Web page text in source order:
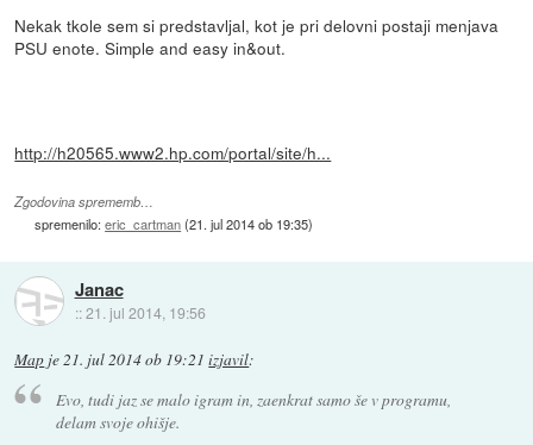
Nekak tkole sem si predstavljal, kot je pri delovni postaji menjava
PSU enote. Simple and easy in&out.
http://h20565.www2.hp.com/portal/site/h...
Zgodovina sprememb…
spremenilo:eric_cartman(21. jul 2014 ob 19:35)
Janac
::21. jul 2014, 19:56
Map je21. jul 2014 ob 19:21 izjavil:
Evo, tudi jaz se malo igram in, zaenkrat samo še v programu,
delam svoje ohišje.